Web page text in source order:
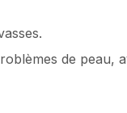
de peau,